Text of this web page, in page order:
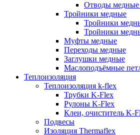
Отводы
Тройники медные
Тройники
Тройники
Муфты медные
Переходы медные
Заглушки медные
Маслоподъёмные
Теплоизоляция
Теплоизоляция k-flex
Трубки K-Flex
Рулоны K-Flex
Клеи, очиститель K-
Подвесы
Изоляция Thermaflex